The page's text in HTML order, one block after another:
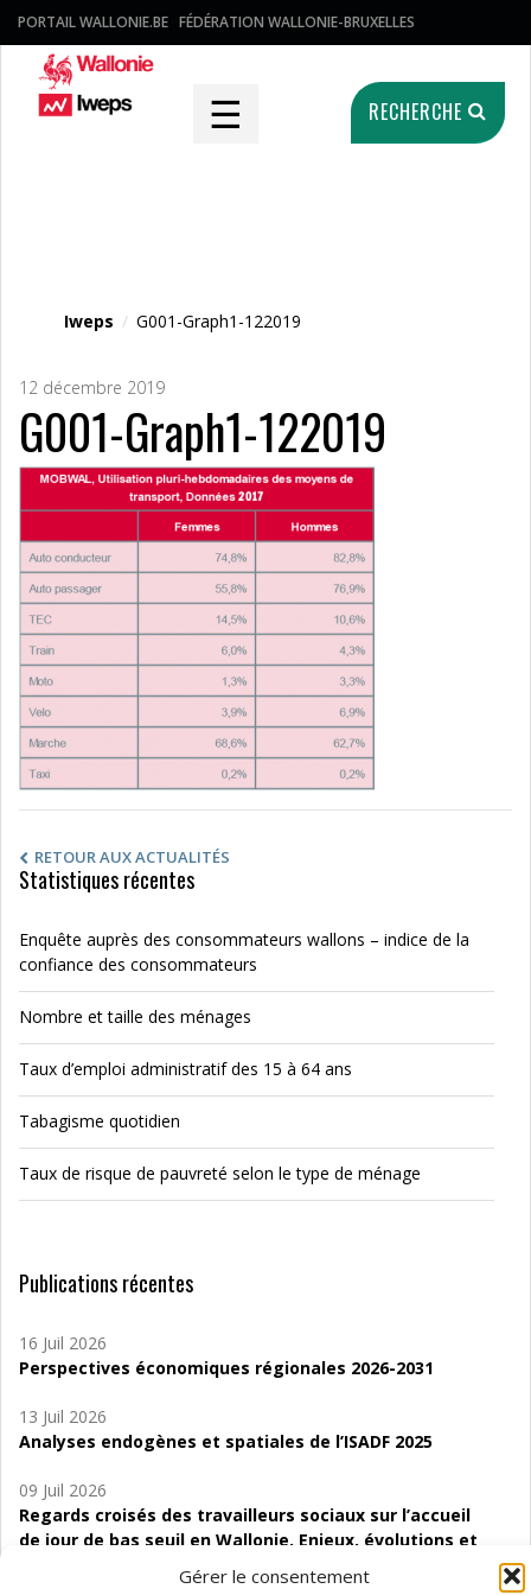
Gérer le consentement
PORTAIL WALLONIE.BE FÉDÉRATION WALLONIE-BRUXELLES
☰ RECHERCHE
Iweps / G001-Graph1-122019
12 décembre 2019
G001-Graph1-122019
RETOUR AUX ACTUALITÉS
Statistiques récentes
Enquête auprès des consommateurs wallons – indice de la
confiance des consommateurs
Nombre et taille des ménages
Taux d’emploi administratif des 15 à 64 ans
Tabagisme quotidien
Taux de risque de pauvreté selon le type de ménage
Publications récentes
16 Juil 2026
Perspectives économiques régionales 2026-2031
13 Juil 2026
Analyses endogènes et spatiales de l’ISADF 2025
09 Juil 2026
Regards croisés des travailleurs sociaux sur l’accueil
de jour de bas seuil en Wallonie. Enjeux, évolutions et